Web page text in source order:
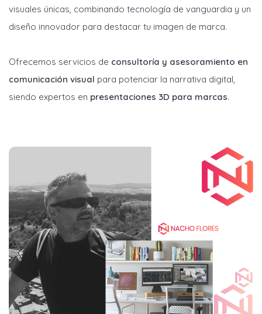
visuales únicas, combinando tecnología de vanguardia y un
diseño innovador para destacar tu imagen de marca.
Ofrecemos servicios de consultoría y asesoramiento en
comunicación visual para potenciar la narrativa digital,
siendo expertos en presentaciones 3D para marcas.